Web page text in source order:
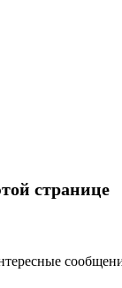
странице